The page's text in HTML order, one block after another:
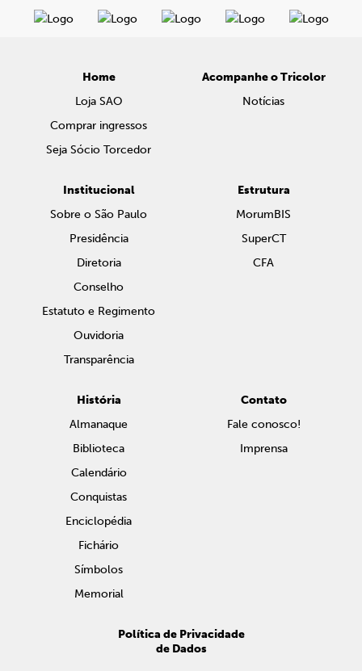
Home
Loja SAO
Comprar ingressos
Seja Sócio Torcedor
Acompanhe o Tricolor
Notícias
Institucional
Sobre o São Paulo
Presidência
Diretoria
Conselho
Estatuto e Regimento
Ouvidoria
Transparência
Estrutura
MorumBIS
SuperCT
CFA
História
Almanaque
Biblioteca
Calendário
Conquistas
Enciclopédia
Fichário
Símbolos
Memorial
Contato
Fale conosco!
Imprensa
Política de Privacidade
de Dados